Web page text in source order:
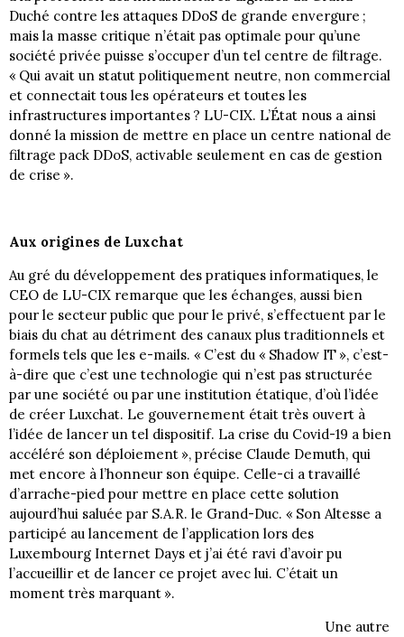
Duché contre les attaques DDoS de grande envergure ;
mais la masse critique n’était pas optimale pour qu’une
société privée puisse s’occuper d’un tel centre de filtrage.
« Qui avait un statut politiquement neutre, non commercial
et connectait tous les opérateurs et toutes les
infrastructures importantes ? LU-CIX. L’État nous a ainsi
donné la mission de mettre en place un centre national de
filtrage pack DDoS, activable seulement en cas de gestion
de crise ».
Aux origines de Luxchat
Au gré du développement des pratiques informatiques, le
CEO de LU-CIX remarque que les échanges, aussi bien
pour le secteur public que pour le privé, s’effectuent par le
biais du chat au détriment des canaux plus traditionnels et
formels tels que les e-mails. « C’est du « Shadow IT », c’est-
à-dire que c’est une technologie qui n’est pas structurée
par une société ou par une institution étatique, d’où l’idée
de créer Luxchat. Le gouvernement était très ouvert à
l’idée de lancer un tel dispositif. La crise du Covid-19 a bien
accéléré son déploiement », précise Claude Demuth, qui
met encore à l’honneur son équipe. Celle-ci a travaillé
d’arrache-pied pour mettre en place cette solution
aujourd’hui saluée par S.A.R. le Grand-Duc. « Son Altesse a
participé au lancement de l’application lors des
Luxembourg Internet Days et j’ai été ravi d’avoir pu
l’accueillir et de lancer ce projet avec lui. C’était un
moment très marquant ».
Une autre